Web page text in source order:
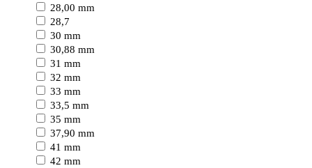
28,00 mm
28,7
30 mm
30,88 mm
31 mm
32 mm
33 mm
33,5 mm
35 mm
37,90 mm
41 mm
42 mm